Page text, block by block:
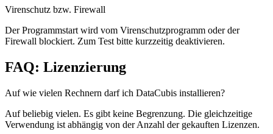
Virenschutz bzw. Firewall
Der Programmstart wird vom Virenschutzprogramm oder der
Firewall blockiert. Zum Test bitte kurzzeitig deaktivieren.
FAQ: Lizenzierung
Auf wie vielen Rechnern darf ich DataCubis installieren?
Auf beliebig vielen. Es gibt keine Begrenzung. Die gleichzeitige
Verwendung ist abhängig von der Anzahl der gekauften Lizenzen.